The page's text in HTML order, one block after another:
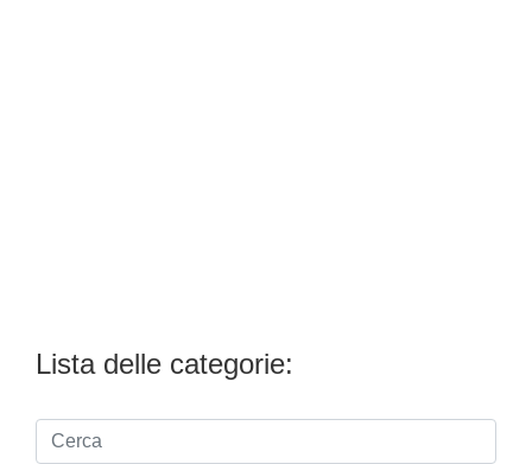
Lista delle categorie: